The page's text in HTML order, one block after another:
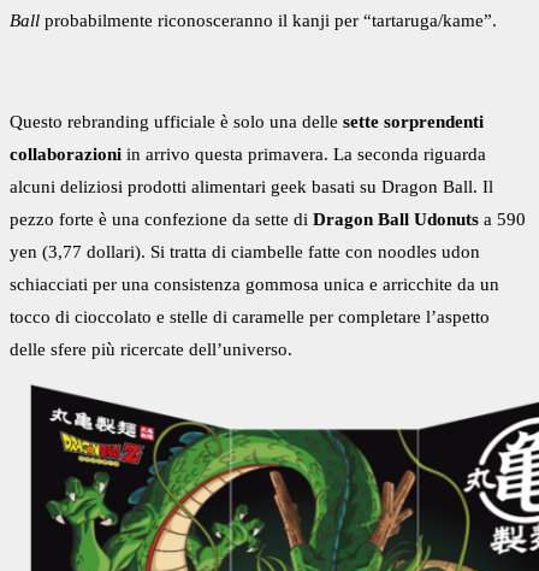
Ball probabilmente riconosceranno il kanji per “tartaruga/kame”.
Questo rebranding ufficiale è solo una delle sette sorprendenti
collaborazioni in arrivo questa primavera. La seconda riguarda
alcuni deliziosi prodotti alimentari geek basati su Dragon Ball. Il
pezzo forte è una confezione da sette di Dragon Ball Udonuts a 590
yen (3,77 dollari). Si tratta di ciambelle fatte con noodles udon
schiacciati per una consistenza gommosa unica e arricchite da un
tocco di cioccolato e stelle di caramelle per completare l’aspetto
delle sfere più ricercate dell’universo.